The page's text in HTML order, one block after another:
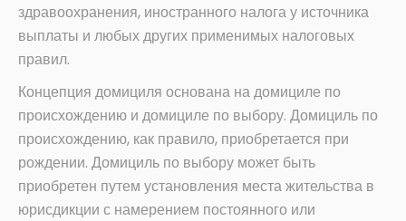
здравоохранения, иностранного налога у источника
выплаты и любых других применимых налоговых
правил.
Концепция домициля основана на домициле по
происхождению и домициле по выбору. Домициль по
происхождению, как правило, приобретается при
рождении. Домициль по выбору может быть
приобретен путем установления места жительства в
юрисдикции с намерением постоянного или